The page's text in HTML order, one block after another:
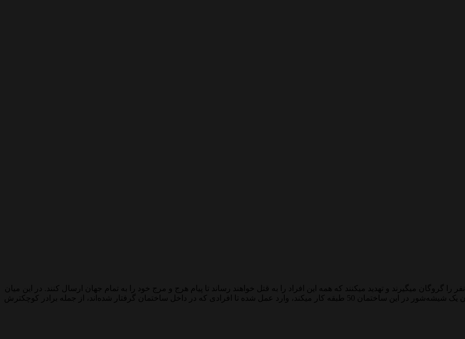
گروهی از جنایتکاران به جشن سالانه یک شرکت حمله کرده و 300 نفر را گروگان میگیرند و تهدید میکنند که همه این افراد را به قتل خواهند رساند تا پیام هرج و مرج خود را به تمام جهان ارسال کنند. در این میان
یک سرباز سابق به نام جوی (با بازی دیزی ریدلی) که اکنون به عنوان یک شیشه‌شور در این ساختمان 50 طبقه کار میکند، وارد عمل شده تا افرادی که در داخل ساختمان گرفتار شده‌اند، از جمله برادر کوچکترش